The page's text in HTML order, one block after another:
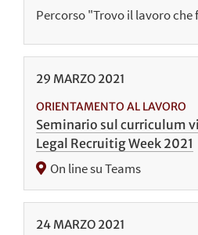
Percorso "Trovo il lavoro che
29 MARZO 2021
ORIENTAMENTO AL LAVORO
Seminario sul curriculum
Legal Recruitig Week 2021
On line su Teams
24 MARZO 2021